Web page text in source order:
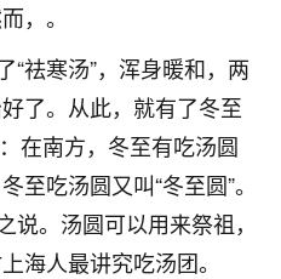
，。
“祛寒汤”，浑身暖和，两
了。从此，就有了冬至
在南方，冬至有吃汤圆
至吃汤圆又叫“冬至圆”。
说。汤圆可以用来祭祖，
海人最讲究吃汤团。
迁机会，但同时竞争的我们
着侥幸心理，没想到老师看
疑的按照老师建议，做了化
来年前的人事调整，拖到年
果开年一上班，开会提拔升
所谓，主要是底薪加了
如何，感恩感谢！🙏🏻
！！，请客吗？�